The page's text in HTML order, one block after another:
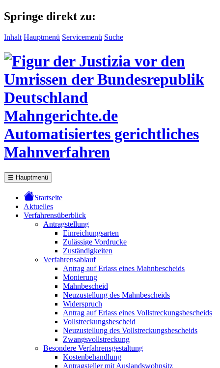
Springe direkt zu:
Inhalt Hauptmenü Servicemenü Suche
Mahngerichte.de
Automatisiertes gerichtliches
Mahnverfahren
☰ Hauptmenü
Startseite
Aktuelles
Verfahrensüberblick
Antragstellung
Einreichungsarten
Zulässige Vordrucke
Zuständigkeiten
Verfahrensablauf
Antrag auf Erlass eines Mahnbescheids
Monierung
Mahnbescheid
Neuzustellung des Mahnbescheids
Widerspruch
Antrag auf Erlass eines Vollstreckungsbescheids
Vollstreckungsbescheid
Neuzustellung des Vollstreckungsbescheids
Zwangsvollstreckung
Besondere Verfahrensgestaltung
Kostenbehandlung
Antragsteller mit Auslandswohnsitz